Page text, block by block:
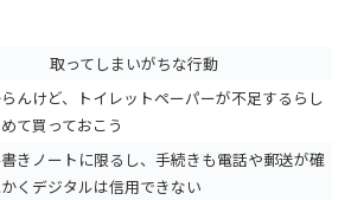
取ってしまいがちな行動
んけど、トイレットペーパーが不足するらし
て買っておこう
きノートに限るし、手続きも電話や郵送が確
くデジタルは信用できない